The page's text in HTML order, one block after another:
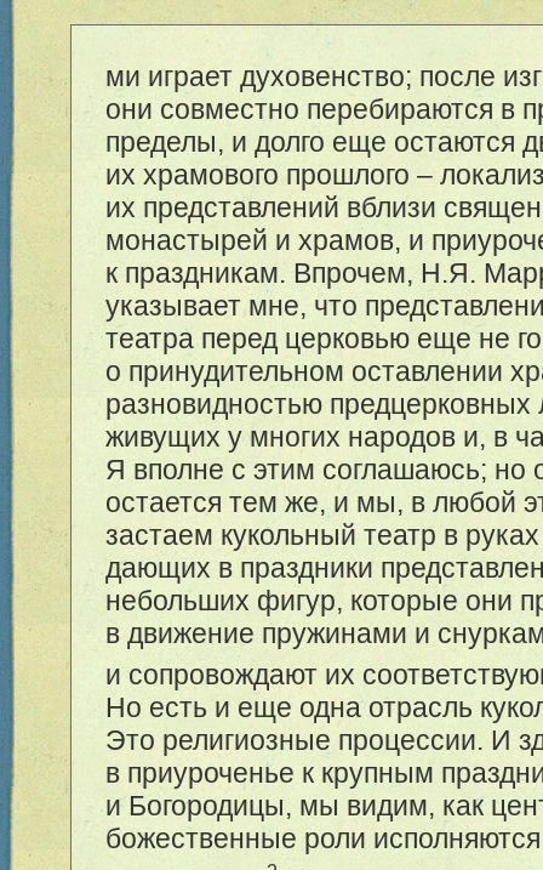
ми играет духовенство; после
они совместно перебираются в
пределы, и долго еще остаются
их храмового прошлого –
их представлений вблизи
монастырей и храмов, и
к праздникам. Впрочем, Н.Я.
указывает мне, что
театра перед церковью еще не
о принудительном оставлении
разновидностью предцерковных
живущих у многих народов и, в
Я вполне с этим соглашаюсь; но
остается тем же, и мы, в любой
застаем кукольный театр в
дающих в праздники
небольших фигур, которые они
в движение пружинами и
и сопровождают их
Но есть и еще одна отрасль
Это религиозные процессии. И
в приуроченье к крупным
и Богородицы, мы видим, как
божественные роли